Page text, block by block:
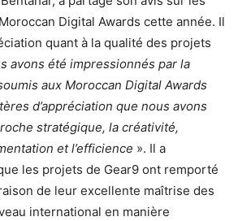
Digital Awards cette année. Il
quant à la qualité des projets
avons été impressionnés par la
aux Moroccan Digital Awards
d’appréciation que nous avons
stratégique, la créativité,
et l’efficience ». Il a
les projets de Gear9 ont remporté
de leur excellente maîtrise des
international en manière